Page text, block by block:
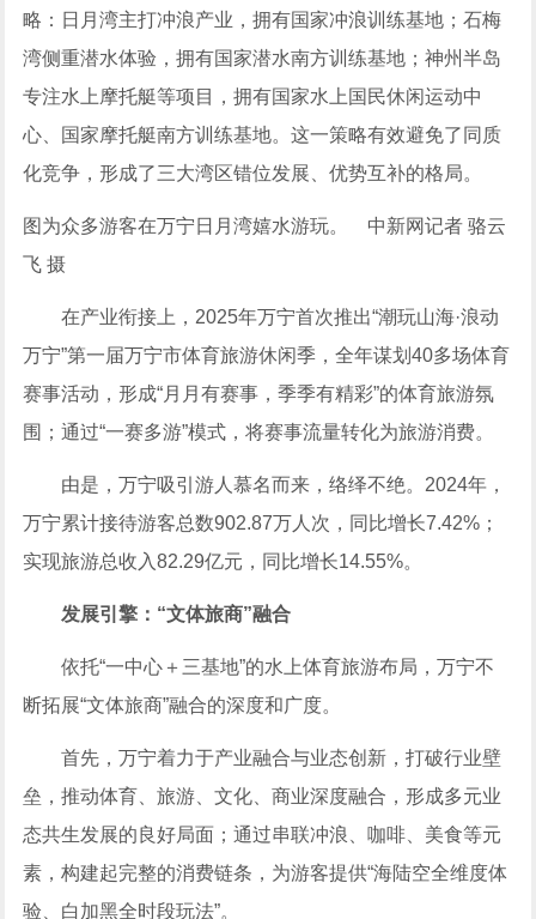
略：日月湾主打冲浪产业，拥有国家冲浪训练基地；石梅
湾侧重潜水体验，拥有国家潜水南方训练基地；神州半岛
专注水上摩托艇等项目，拥有国家水上国民休闲运动中
心、国家摩托艇南方训练基地。这一策略有效避免了同质
化竞争，形成了三大湾区错位发展、优势互补的格局。
图为众多游客在万宁日月湾嬉水游玩。 中新网记者 骆云
飞 摄
在产业衔接上，2025年万宁首次推出“潮玩山海·浪动
万宁”第一届万宁市体育旅游休闲季，全年谋划40多场体育
赛事活动，形成“月月有赛事，季季有精彩”的体育旅游氛
围；通过“一赛多游”模式，将赛事流量转化为旅游消费。
由是，万宁吸引游人慕名而来，络绎不绝。2024年，
万宁累计接待游客总数902.87万人次，同比增长7.42%；
实现旅游总收入82.29亿元，同比增长14.55%。
发展引擎：“文体旅商”融合
依托“一中心＋三基地”的水上体育旅游布局，万宁不
断拓展“文体旅商”融合的深度和广度。
首先，万宁着力于产业融合与业态创新，打破行业壁
垒，推动体育、旅游、文化、商业深度融合，形成多元业
态共生发展的良好局面；通过串联冲浪、咖啡、美食等元
素，构建起完整的消费链条，为游客提供“海陆空全维度体
验、白加黑全时段玩法”。